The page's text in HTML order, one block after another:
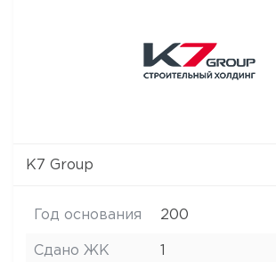
K7 Group
Год основания 200
Сдано ЖК